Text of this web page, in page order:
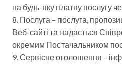
на будь-яку платну послугу
8. Послуга – послуга,
Веб-сайті та надається
окремим Постачальником
9. Сервісне оголошення –